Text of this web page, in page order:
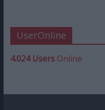
UserOnline
4.024 UsersOnline